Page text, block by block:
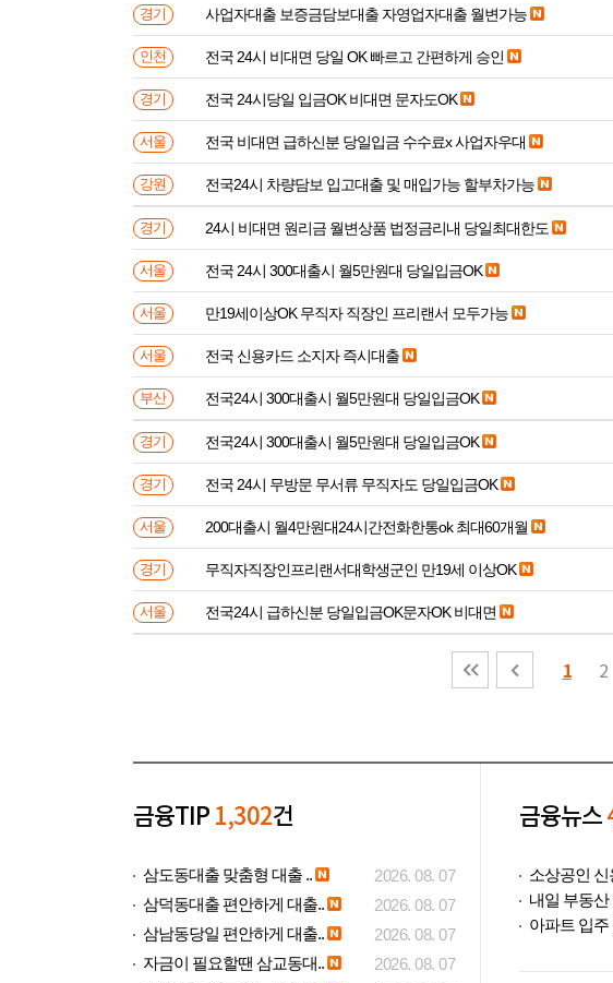
경기 사업자대출 보증금담보대출 자영업자대출 월변가능
인천 전국 24시 비대면 당일 OK 빠르고 간편하게 승인
경기 전국 24시당일 입금OK 비대면 문자도OK
서울 전국 비대면 급하신분 당일입금 수수료x 사업자우대
강원 전국24시 차량담보 입고대출 및 매입가능 할부차가능
경기 24시 비대면 원리금 월변상품 법정금리내 당일최대한도
서울 전국 24시 300대출시 월5만원대 당일입금OK
서울 만19세이상OK 무직자 직장인 프리랜서 모두가능
서울 전국 신용카드 소지자 즉시대출
부산 전국24시 300대출시 월5만원대 당일입금OK
경기 전국24시 300대출시 월5만원대 당일입금OK
경기 전국 24시 무방문 무서류 무직자도 당일입금OK
서울 200대출시 월4만원대24시간전화한통ok 최대60개월
경기 무직자직장인프리랜서대학생군인 만19세 이상OK
서울 전국24시 급하신분 당일입금OK문자OK 비대면
1 2
금융TIP 1,302건
삼도동대출 맞춤형 대출 ..
2026. 08. 07
삼덕동대출 편안하게 대출..
2026. 08. 07
삼남동당일 편안하게 대출..
2026. 08. 07
자금이 필요할땐 삼교동대..
2026. 08. 07
금융뉴스
내일 부동산